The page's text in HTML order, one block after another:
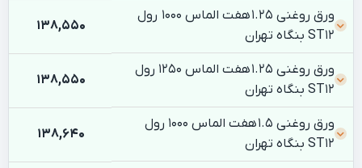
ورق روغنی 1.25 هفت الماس 1000 رول
ST12 بنگاه تهران
138,550
ورق روغنی 1.25 هفت الماس 1250 رول
ST12 بنگاه تهران
138,550
ورق روغنی 1.5 هفت الماس 1000 رول
ST12 بنگاه تهران
138,640